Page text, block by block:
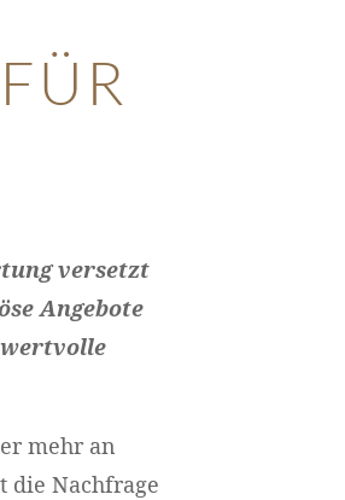
versetzt
Angebote
mehr an
die Nachfrage